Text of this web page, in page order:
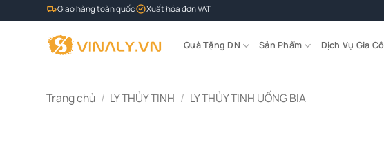
qua
Giao hàng toàn quốc Xuất hóa đơn VAT
Quà Tặng DN Sản Phẩm Dịch Vụ Gia
Trang chủ / LY THỦY TINH / LY THỦY TINH UỐNG BIA